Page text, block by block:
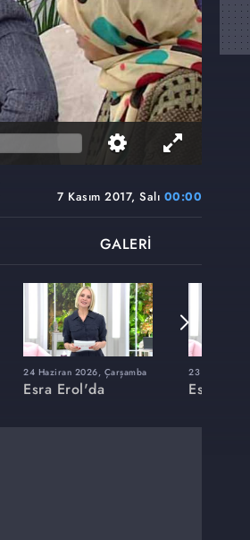
7 Kasım 2017, Salı 00:00
GALERİ
24 Haziran 2026, Çarşamba
Esra Erol'da
23 Haziran
Esra